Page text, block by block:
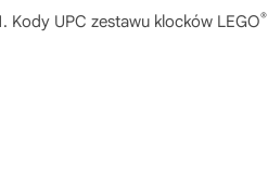
. Kody UPC zestawu klocków LEGO®